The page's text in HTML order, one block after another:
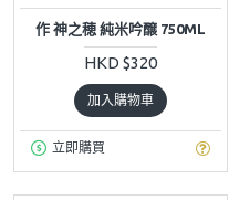
作 神之穂 純米吟醸 750ML
HKD $320
加入購物車
立即購買